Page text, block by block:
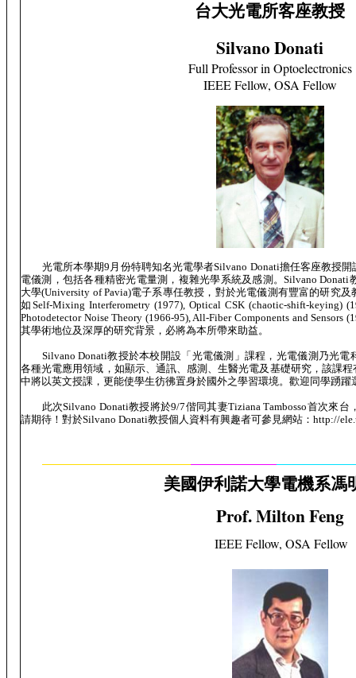
台大光電所客座教授
Silvano Donati
Full Professor in Optoelectronics
IEEE Fellow, OSA Fellow
光電所本學期9 月份特聘知名光電學者Silvano Donati擔任客座教授開
電儀測，包括各種精密光電量測，複雜光學系統及感測。Silvano Donati
大學(University of Pavia)電子系專任教授，對於光電儀測有豐富的研究
如 Self-Mixing Interferometry (1977), Optical CSK (chaotic-shift-keying)
Photodetector Noise Theory (1966-95), All-Fiber Components and Sensors
其學術地位及深厚的研究背景，必將為本所帶來助益。
Silvano Donati教授於本校開設「光電儀測」課程，光電儀測乃光電
各種光電應用領域，如顯示、通訊、感測、生醫光電及基礎研究，該課
中將以英文授課，更能使學生彷彿置身於國外之學習環境。歡迎同學踴躍
此次Silvano Donati教授將於9/7偕同其妻Tiziana Tambosso首次來台
請期待！對於Silvano Donati教授個人資料有興趣者可參見網站： http://
美國伊利諾大學電機系馮
Prof. Milton Feng
IEEE Fellow, OSA Fellow